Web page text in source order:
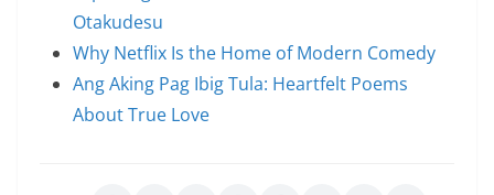
Otakudesu
Why Netflix Is the Home of Modern Comedy
Ang Aking Pag Ibig Tula: Heartfelt Poems
About True Love